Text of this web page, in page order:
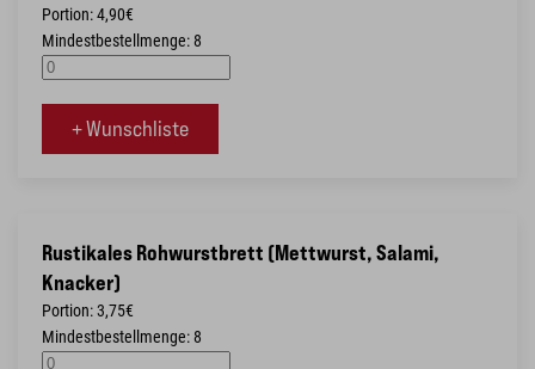
Portion: 4,90€
Mindestbestellmenge: 8
+ Wunschliste
Rustikales Rohwurstbrett (Mettwurst, Salami,
Knacker)
Portion: 3,75€
Mindestbestellmenge: 8